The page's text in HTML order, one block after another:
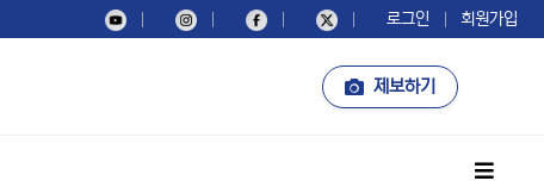
로그인 회원가입
제보하기